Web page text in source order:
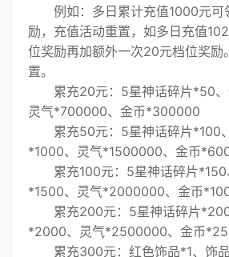
例如：多日累计充值1000元可
励，充值活动重置，如多日充值
位奖励再加额外一次20元档位奖励
置。
累充20元：5星神话碎片*50、
灵气*700000、金币*300000
累充50元：5星神话碎片*100
*1000、灵气*1500000、金币
累充100元：5星神话碎片*150
*1500、灵气*2000000、金币
累充200元：5星神话碎片*200
*2000、灵气*2500000、金币
累充300元：红色饰品*1、饰